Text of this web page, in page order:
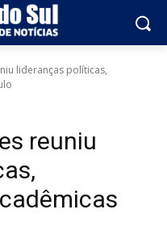
lideranças políticas,
reuniu